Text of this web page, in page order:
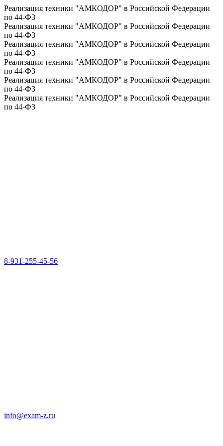
Реализация техники "АМКОДОР" в Российской Федерации
по 44-ФЗ
Реализация техники "АМКОДОР" в Российской Федерации
по 44-ФЗ
Реализация техники "АМКОДОР" в Российской Федерации
по 44-ФЗ
Реализация техники "АМКОДОР" в Российской Федерации
по 44-ФЗ
Реализация техники "АМКОДОР" в Российской Федерации
по 44-ФЗ
Реализация техники "АМКОДОР" в Российской Федерации
по 44-ФЗ
8-931-255-45-56
info@exam-z.ru